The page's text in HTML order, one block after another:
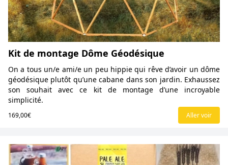
Kit de montage Dôme Géodésique
On a tous un/e ami/e un peu hippie qui rêve d’avoir un dôme
géodésique plutôt qu’une cabane dans son jardin. Exhaussez
son souhait avec ce kit de montage d’une incroyable
simplicité.
169,00€ Aller voir